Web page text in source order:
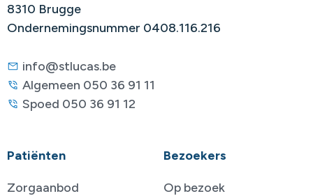
8310 Brugge
Ondernemingsnummer 0408.116.216
info@stlucas.be
Algemeen 050 36 91 11
Spoed 050 36 91 12
Patiënten
Zorgaanbod
Bezoekers
Op bezoek